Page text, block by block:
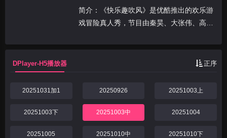
简介：《快乐趣吹风》是优酷推出的欢乐游
戏冒险真人秀，节目由秦昊、大张伟、高瀚
风团”，展开以“减法挑战”为核心的游戏式旅
行。六位常驻嘉宾组成的“高能抽风团”，时
DPlayer-H5播放器 正序
20251031加1 20250926 20251003上
20251003下 20251003中 20251004
20251005 20251010中 20251010下